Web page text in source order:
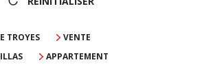
TROYES
VENTE
APPARTEMENT